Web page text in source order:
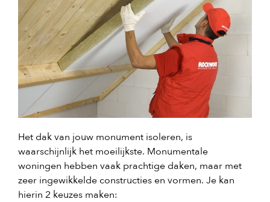
Het dak van jouw monument isoleren, is
waarschijnlijk het moeilijkste. Monumentale
woningen hebben vaak prachtige daken, maar met
zeer ingewikkelde constructies en vormen. Je kan
hierin 2 keuzes maken: